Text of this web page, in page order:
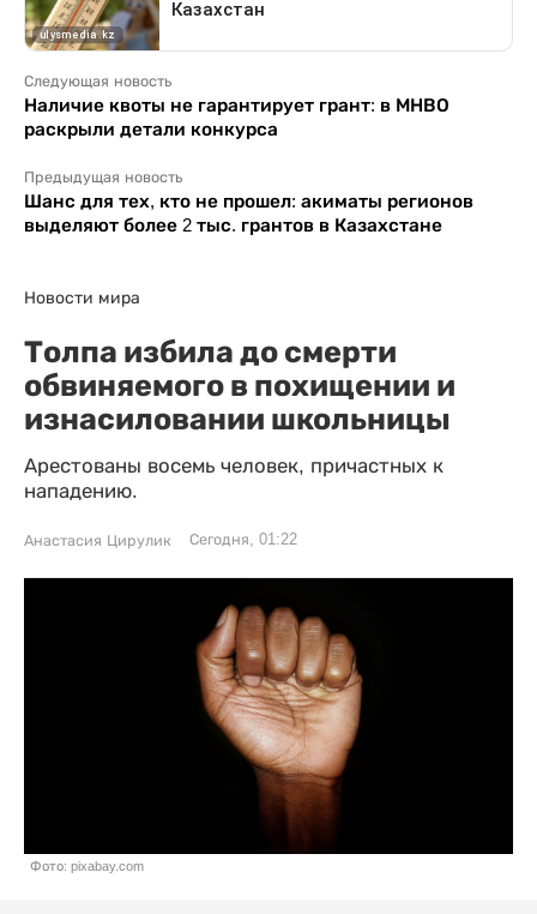
Следующая новость
Наличие квоты не гарантирует грант: в МНВО
раскрыли детали конкурса
Предыдущая новость
Шанс для тех, кто не прошел: акиматы регионов
выделяют более 2 тыс. грантов в Казахстане
Новости мира
Толпа избила до смерти
обвиняемого в похищении и
изнасиловании школьницы
Арестованы восемь человек, причастных к
нападению.
Анастасия Цирулик Сегодня, 01:22
Фото: pixabay.com